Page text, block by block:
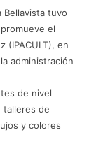
Bellavista tuvo
el
(IPACULT), en
administración
de nivel
talleres de
y colores